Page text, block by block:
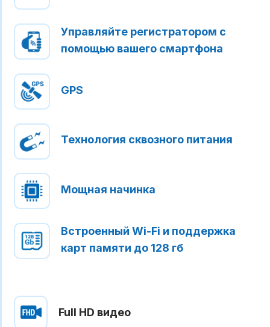
Управляйте регистратором с
помощью вашего смартфона
GPS
Технология сквозного питания
Мощная начинка
Встроенный Wi-Fi и поддержка
карт памяти до 128 гб
Full HD видео